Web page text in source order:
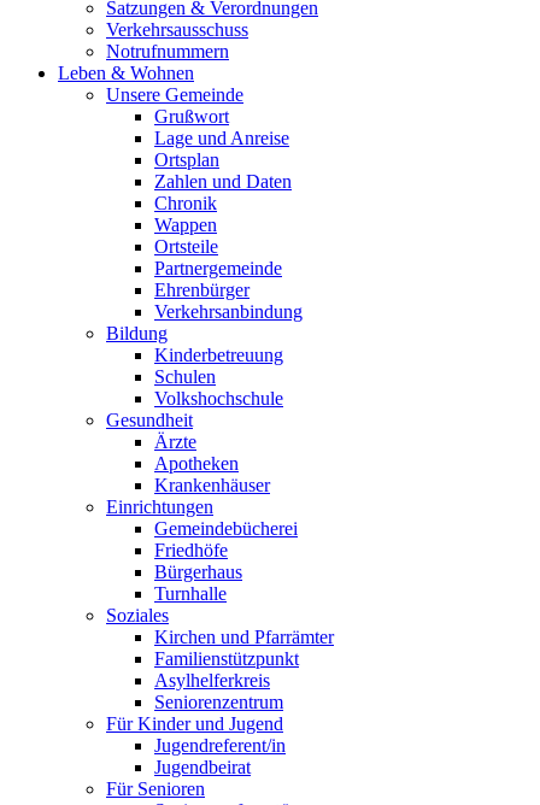
Satzungen & Verordnungen
Verkehrsausschuss
Notrufnummern
Leben & Wohnen
Unsere Gemeinde
Grußwort
Lage und Anreise
Ortsplan
Zahlen und Daten
Chronik
Wappen
Ortsteile
Partnergemeinde
Ehrenbürger
Verkehrsanbindung
Bildung
Kinderbetreuung
Schulen
Volkshochschule
Gesundheit
Ärzte
Apotheken
Krankenhäuser
Einrichtungen
Gemeindebücherei
Friedhöfe
Bürgerhaus
Turnhalle
Soziales
Kirchen und Pfarrämter
Familienstützpunkt
Asylhelferkreis
Seniorenzentrum
Für Kinder und Jugend
Jugendreferent/in
Jugendbeirat
Für Senioren